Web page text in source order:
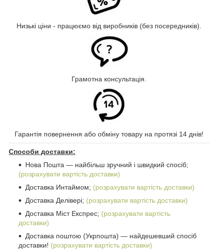
Низькі ціни - працюємо від виробників (без посередників).
Грамотна консультація.
Гарантія повернення або обміну товару на протязі 14 днів!
Способи доставки:
Нова Пошта ― найбільш зручний і швидкий спосіб;
(розрахувати вартість доставки)
Доставка Интаймом; (розрахувати вартість доставки)
Доставка Делівері; (розрахувати вартість доставки)
Доставка Міст Експрес; (розрахувати вартість
доставки)
Доставка поштою (Укрпошта) ― найдешевший спосіб
доставки! (розрахувати вартість доставки)